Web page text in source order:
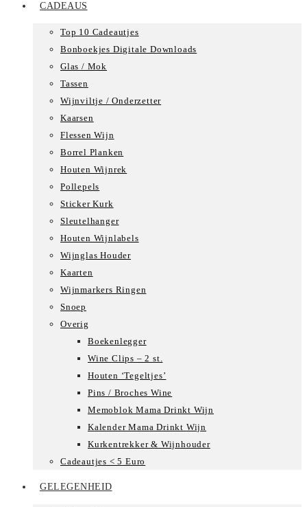
CADEAUS
Top 10 Cadeautjes
Bonboekjes Digitale Downloads
Glas / Mok
Tassen
Wijnviltje / Onderzetter
Kaarsen
Flessen Wijn
Borrel Planken
Houten Wijnrek
Pollepels
Sticker Kurk
Sleutelhanger
Houten Wijnlabels
Wijnglas Houder
Kaarten
Wijnmarkers Ringen
Snoep
Overig
Boekenlegger
Wine Clips – 2 st.
Houten ‘Tegeltjes’
Pins / Broches Wine
Memoblok Mama Drinkt Wijn
Kalender Mama Drinkt Wijn
Kurkentrekker & Wijnhouder
Cadeautjes < 5 Euro
GELEGENHEID